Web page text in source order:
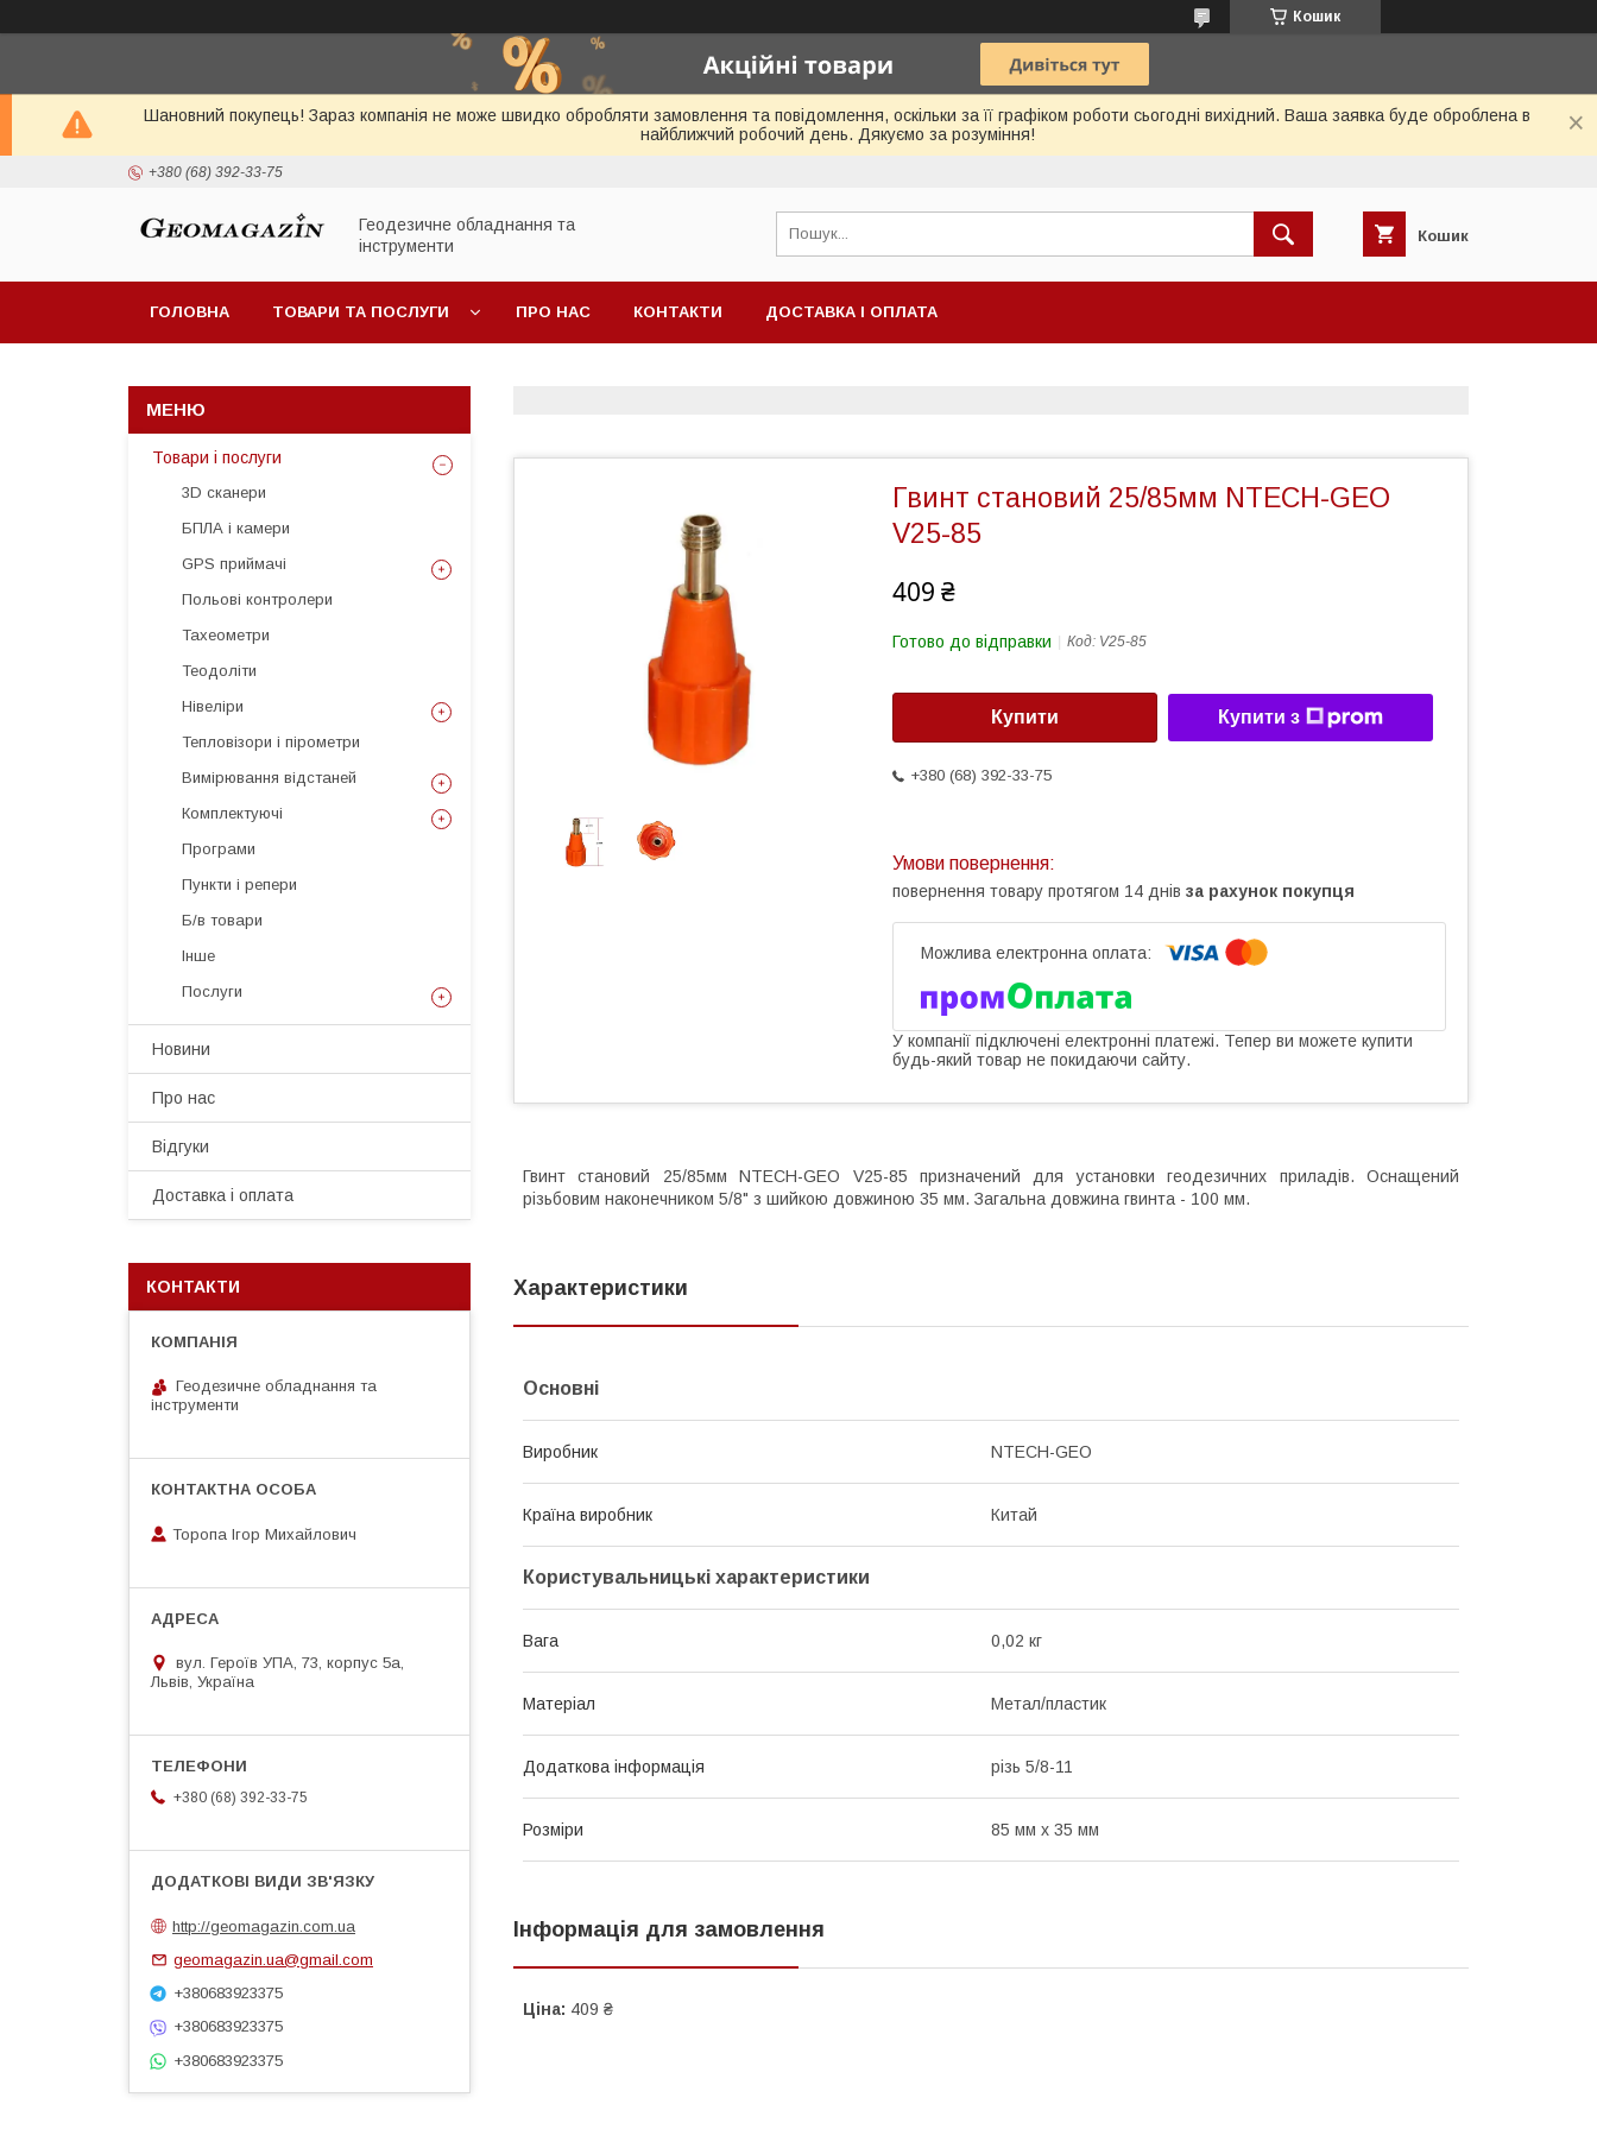
Кошик
Шановний покупець! Зараз компанія не може швидко обробляти замовлення та повідомлення, оскільки за її графіком роботи сьогодні вихідний. Ваша заявка буде оброблена в
найближчий робочий день. Дякуємо за розуміння!
+380 (68) 392-33-75
Геодезичне обладнання та
інструменти
Кошик
ГОЛОВНА ТОВАРИ ТА ПОСЛУГИ ПРО НАС КОНТАКТИ ДОСТАВКА І ОПЛАТА
Гвинт становий 25/85мм NTECH-GEO
V25-85
409 ₴
Готово до відправки Код: V25-85
Купити Купити з
+380 (68) 392-33-75
повернення товару протягом 14 днів за рахунок покупця
У компанії підключені електронні платежі. Тепер ви можете купити
будь-який товар не покидаючи сайту.
Гвинт становий 25/85мм NTECH-GEO V25-85 призначений для установки геодезичних приладів. Оснащений
різьбовим наконечником 5/8" з шийкою довжиною 35 мм. Загальна довжина гвинта - 100 мм.
Характеристики
Основні
Виробник NTECH-GEO
Країна виробник Китай
Користувальницькі характеристики
Вага 0,02 кг
Матеріал Метал/пластик
Додаткова інформація різь 5/8-11
Розміри 85 мм х 35 мм
Інформація для замовлення
Ціна: 409 ₴
Товари і послуги
3D сканери
БПЛА і камери
GPS приймачі
Польові контролери
Тахеометри
Теодоліти
Нівеліри
Тепловізори і пірометри
Вимірювання відстаней
Комплектуючі
Програми
Пункти і репери
Б/в товари
Інше
Послуги
Новини
Про нас
Відгуки
Доставка і оплата
КОНТАКТИ
Геодезичне обладнання та
інструменти
Торопа Ігор Михайлович
вул. Героїв УПА, 73, корпус 5а,
Львів, Україна
+380 (68) 392-33-75
http://geomagazin.com.ua
geomagazin.ua@gmail.com
+380683923375
+380683923375
+380683923375